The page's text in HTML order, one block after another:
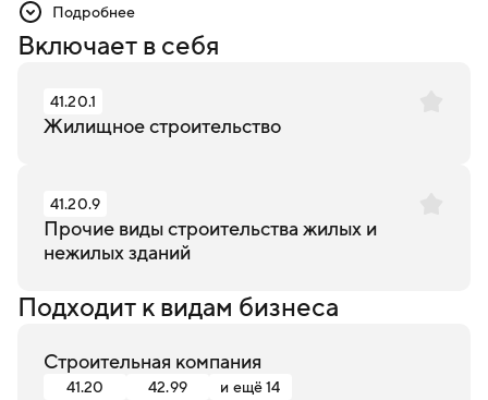
подземной автомобильной парковки, склады,
религиозные здания
строительном участке
реконструкцию или ремонт существующих
строительство и реконструкцию объектов
атомных электростанций)
захоронения удаляемых радиоактивных
отходов
Подробнее
Включает в себя
41.20.1
Жилищное строительство
41.20.9
Прочие виды строительства жилых и
нежилых зданий
Подходит к видам бизнеса
Строительная компания
41.20 42.99 и ещё 14